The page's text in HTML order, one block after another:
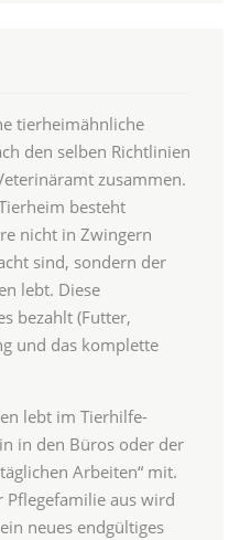
tierheimähnliche
den selben Richtlinien
zusammen.
besteht
nicht in Zwingern
sind, sondern der
lebt. Diese
bezahlt (Futter,
und das komplette
lebt im Tierhilfe-
in den Büros oder der
Arbeiten“ mit.
Pflegefamilie aus wird
neues endgültiges